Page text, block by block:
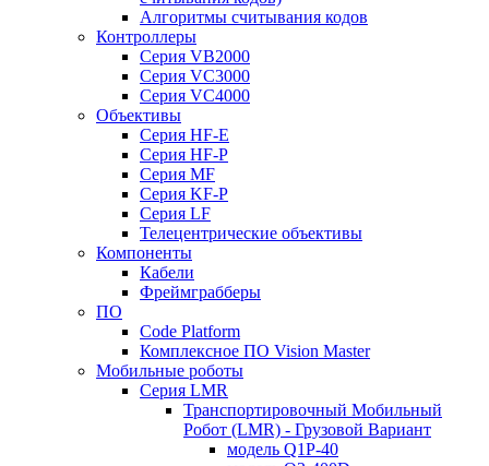
Алгоритмы считывания кодов
Контроллеры
Серия VB2000
Серия VC3000
Серия VC4000
Объективы
Серия HF-E
Серия HF-P
Серия MF
Серия KF-P
Серия LF
Телецентрические объективы
Компоненты
Кабели
Фреймграбберы
ПО
Code Platform
Комплексное ПО Vision Master
Мобильные роботы
Серия LMR
Транспортировочный Мобильный
Робот (LMR) - Грузовой Вариант
модель Q1P-40